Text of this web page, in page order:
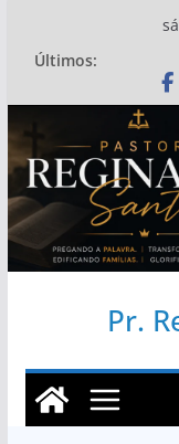
conteúdo
Últimos:
Pr.